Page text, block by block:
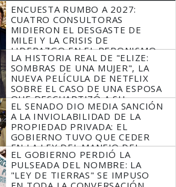
ENCUESTA RUMBO A 2027:
CUATRO CONSULTORAS
MIDIERON EL DESGASTE DE
MILEI Y LA CRISIS DE
LIDERAZGO EN EL PERONISMO
LA HISTORIA REAL DE "ELIZE:
SOMBRAS DE UNA MUJER", LA
NUEVA PELÍCULA DE NETFLIX
SOBRE EL CASO DE UNA ESPOSA
QUE DESCUARTIZÓ A SU
MARIDO
EL SENADO DIO MEDIA SANCIÓN
A LA INVIOLABILIDAD DE LA
PROPIEDAD PRIVADA: EL
GOBIERNO TUVO QUE CEDER
EN LA LEY DEL MANEJO DEL
FUEGO
EL GOBIERNO PERDIÓ LA
PULSEADA DEL NOMBRE: LA
"LEY DE TIERRAS" SE IMPUSO